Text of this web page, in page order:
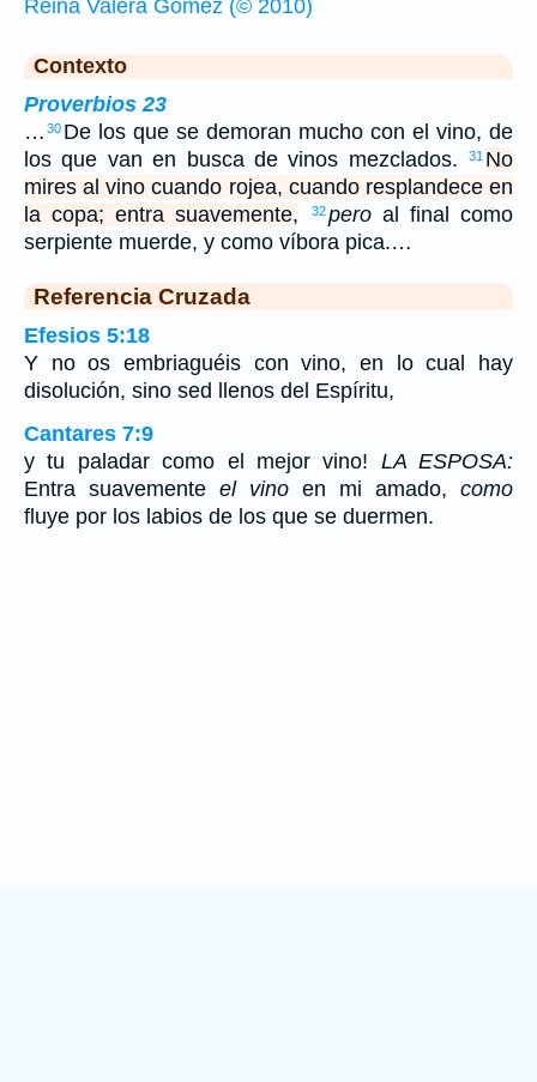
Reina Valera Gómez (© 2010)
Contexto
Proverbios 23
… 30 De los que se demoran mucho con el vino, de
los que van en busca de vinos mezclados.
31 No
mires al vino cuando rojea, cuando resplandece en
la copa; entra suavemente,
32 peroal final como
serpiente muerde, y como víbora pica.…
Referencia Cruzada
Efesios 5:18
Y no os embriaguéis con vino, en lo cual hay
disolución, sino sed llenos del Espíritu,
Cantares 7:9
y tu paladar como el mejor vino! LA ESPOSA:
Entra suavemente el vino en mi amado, como
fluye por los labios de los que se duermen.